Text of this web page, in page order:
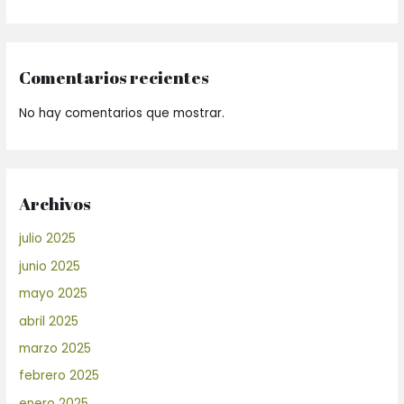
Comentarios recientes
No hay comentarios que mostrar.
Archivos
julio 2025
junio 2025
mayo 2025
abril 2025
marzo 2025
febrero 2025